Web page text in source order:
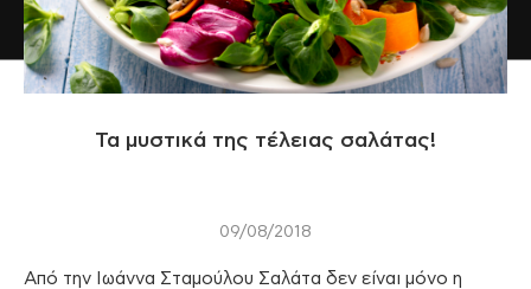
Τα μυστικά της τέλειας σαλάτας!
09/08/2018
Από την Ιωάννα Σταμούλου Σαλάτα δεν είναι μόνο η